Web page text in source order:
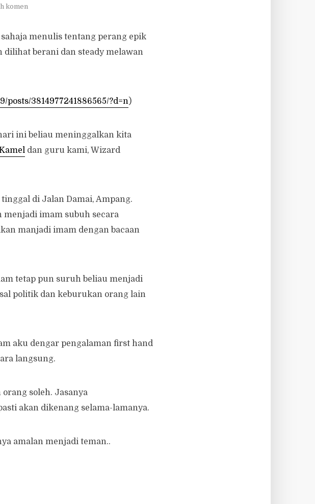
komen
sahaja menulis tentang perang epik
dilihat berani dan steady melawan
3814977241886565/?d=n)
ini beliau meninggalkan kita
dan guru kami, Wizard
di Jalan Damai, Ampang.
menjadi imam subuh secara
manjadi imam dengan bacaan
tetap pun suruh beliau menjadi
politik dan keburukan orang lain
aku dengar pengalaman first hand
langsung.
soleh. Jasanya
akan dikenang selama-lamanya.
amalan menjadi teman..